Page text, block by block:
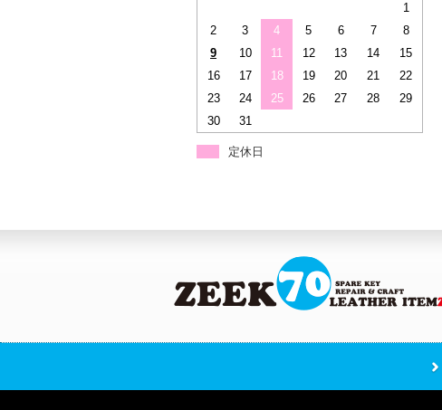
1
2
3 4 5 6 7
8
9
10 11 12 13 14
15
16
17 18 19 20 21
22
23
24 25 26 27 28
29
30
31
定休日